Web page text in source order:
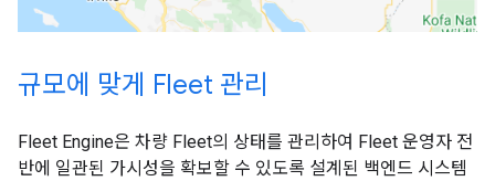
규모에 맞게 Fleet 관리
Fleet Engine은 차량 Fleet의 상태를 관리하여 Fleet 운영자 전
반에 일관된 가시성을 확보할 수 있도록 설계된 백엔드 시스템